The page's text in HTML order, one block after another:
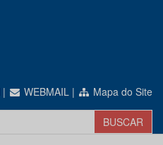
| WEBMAIL | Mapa do Site